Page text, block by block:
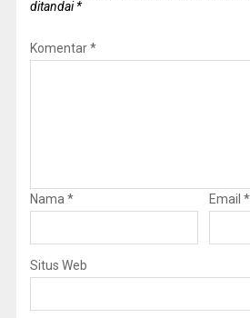
ditandai*
Komentar*
Nama * Email *
Situs Web